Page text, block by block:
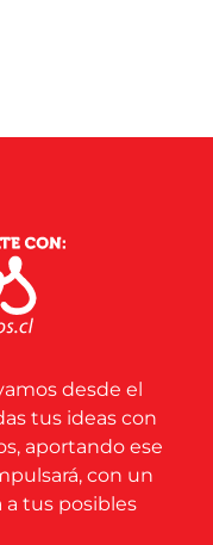
desde el
tus ideas con
aportando ese
con un
a tus posibles